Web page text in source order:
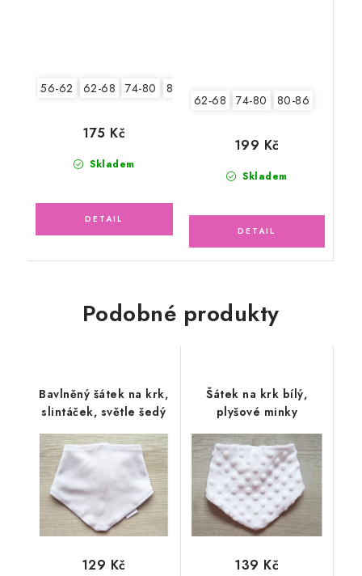
56-62 62-68 74-80 80-86
Skladem
175 Kč
62-68 74-80 80-86
Skladem
199 Kč
Podobné produkty
Bavlněný šátek na krk,
slintáček, světle šedý
129 Kč
Šátek na krk bílý,
plyšové minky
139 Kč